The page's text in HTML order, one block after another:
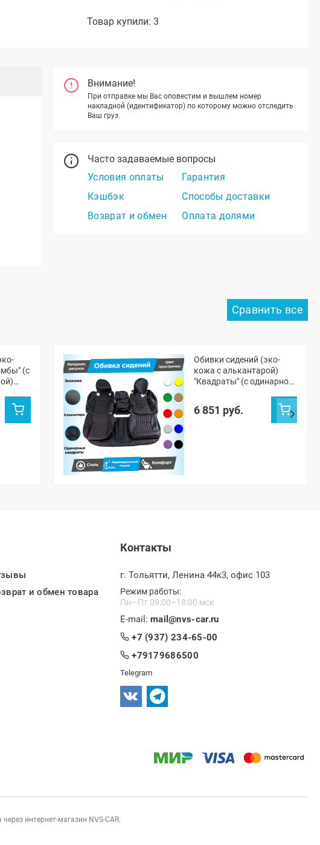
Товар купили: 3
Внимание!
При отправке мы Вас оповестим и вышлем номер
накладной (идентификатор) по которому можно отследить
Ваш груз.
Часто задаваемые вопросы
Условия оплаты
Гарантия
Кэшбэк
Способы доставки
Возврат и обмен
Оплата долями
(с
Обивки сидений (эко-
кожа с алькантарой)
"Квадраты" (с одинарной
седан 2170 (овальные
малые подголовники)
6 851 руб.
и обмен товара
Контакты
г. Тольятти, Ленина 44к3, офис 103
Режим работы:
Пн—Пт 09:00–18:00 мск
E-mail: mail@nvs-car.ru
+7 (937) 234-65-00
+79179686500
Telegram
интернет-магазин NVS-CAR.